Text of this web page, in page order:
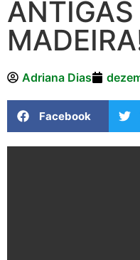
Adriana Dias
Facebook